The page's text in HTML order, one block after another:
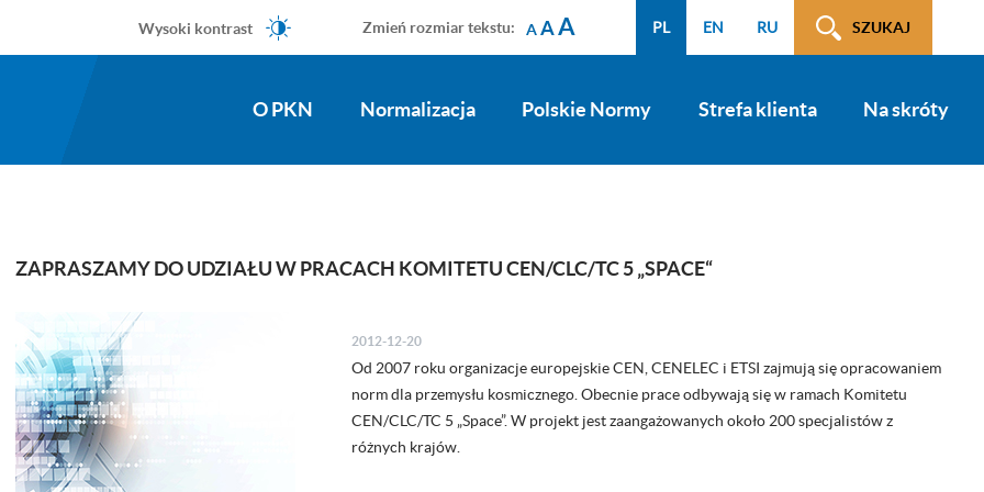
SZUKAJ
PL EN RU
Zmień rozmiar tekstu: AAA
Wysoki kontrast
O PKN Normalizacja Polskie Normy Strefa klienta Na skróty
ZAPRASZAMY DO UDZIAŁU W PRACACH KOMITETU CEN/CLC/TC 5 „SPACE“
2012-12-20
Od 2007 roku organizacje europejskie CEN, CENELEC i ETSI zajmują się opracowaniem
norm dla przemysłu kosmicznego. Obecnie prace odbywają się w ramach Komitetu
CEN/CLC/TC 5 „Space”. W projekt jest zaangażowanych około 200 specjalistów z
różnych krajów.